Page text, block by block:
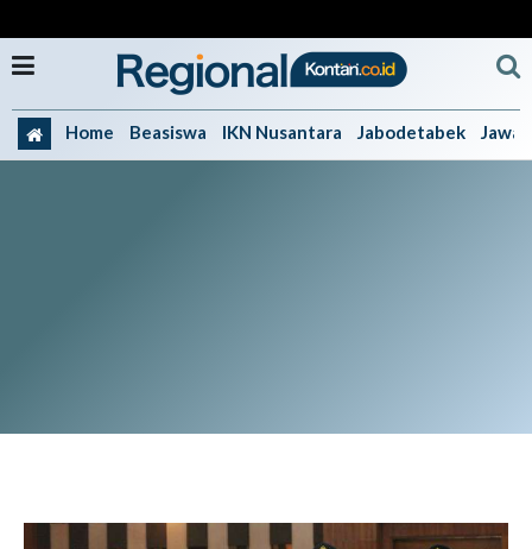
Home Beasiswa IKN Nusantara Jabodetabek Jawa